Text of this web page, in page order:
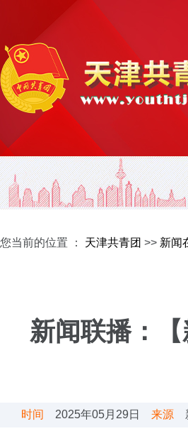
您当前的位置 ： 天津共青团 >> 新闻
新闻联播：
时间 2025年05月29日 来源